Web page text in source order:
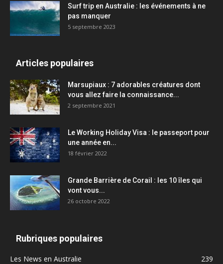
Surf trip en Australie : les événements à ne
pas manquer
5 septembre 2023
Articles populaires
Marsupiaux : 7 adorables créatures dont
vous allez faire la connaissance...
2 septembre 2021
Le Working Holiday Visa : le passeport pour
une année en...
18 février 2022
Grande Barrière de Corail : les 10 îles qui
vont vous...
26 octobre 2022
Rubriques populaires
Les News en Australie
239